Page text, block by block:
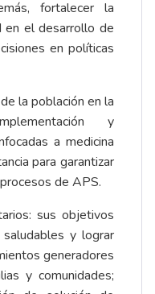
fortalecer la
en el desarrollo de
en políticas
la población en la
y
a medicina
para garantizar
de APS.
sus objetivos
y lograr
generadores
y comunidades;